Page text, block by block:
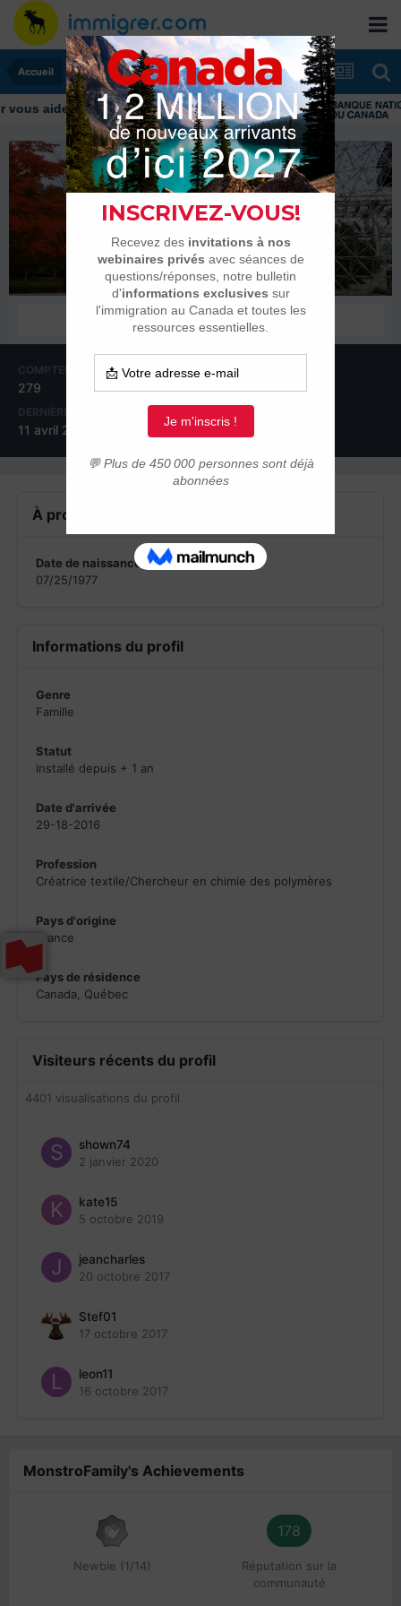
Accueil
aider tout au long de votre transition
MonstroFamily
Habitués
COMPTEUR DE CONTENUS
279
INSCRIPTION
9 août 2014
DERNIÈRE VISITE
11 avril 2018
À propos de MonstroFamily
Date de naissance
07/25/1977
Informations du profil
Genre
Famille
Statut
installé depuis + 1 an
Date d'arrivée
29-18-2016
Profession
Créatrice textile/Chercheur en chimie des polymères
Pays d'origine
France
Pays de résidence
Canada, Québec
Visiteurs récents du profil
4401 visualisations du profil
shown74
2 janvier 2020
kate15
5 octobre 2019
jeancharles
20 octobre 2017
Stef01
17 octobre 2017
leon11
16 octobre 2017
MonstroFamily's Achievements
Newbie (1/14)
178
Réputation sur la
communauté